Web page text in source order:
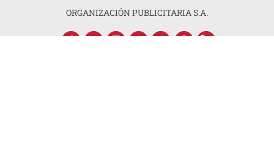
ORGANIZACIÓN PUBLICITARIA S.A.